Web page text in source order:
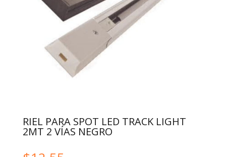
RIEL PARA SPOT LED TRACK LIGHT
2MT 2 VÍAS NEGRO